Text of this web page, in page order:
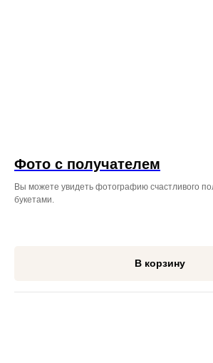
Фото с получателем
Вы можете увидеть фотографию счастливого
букетами.
В корзину